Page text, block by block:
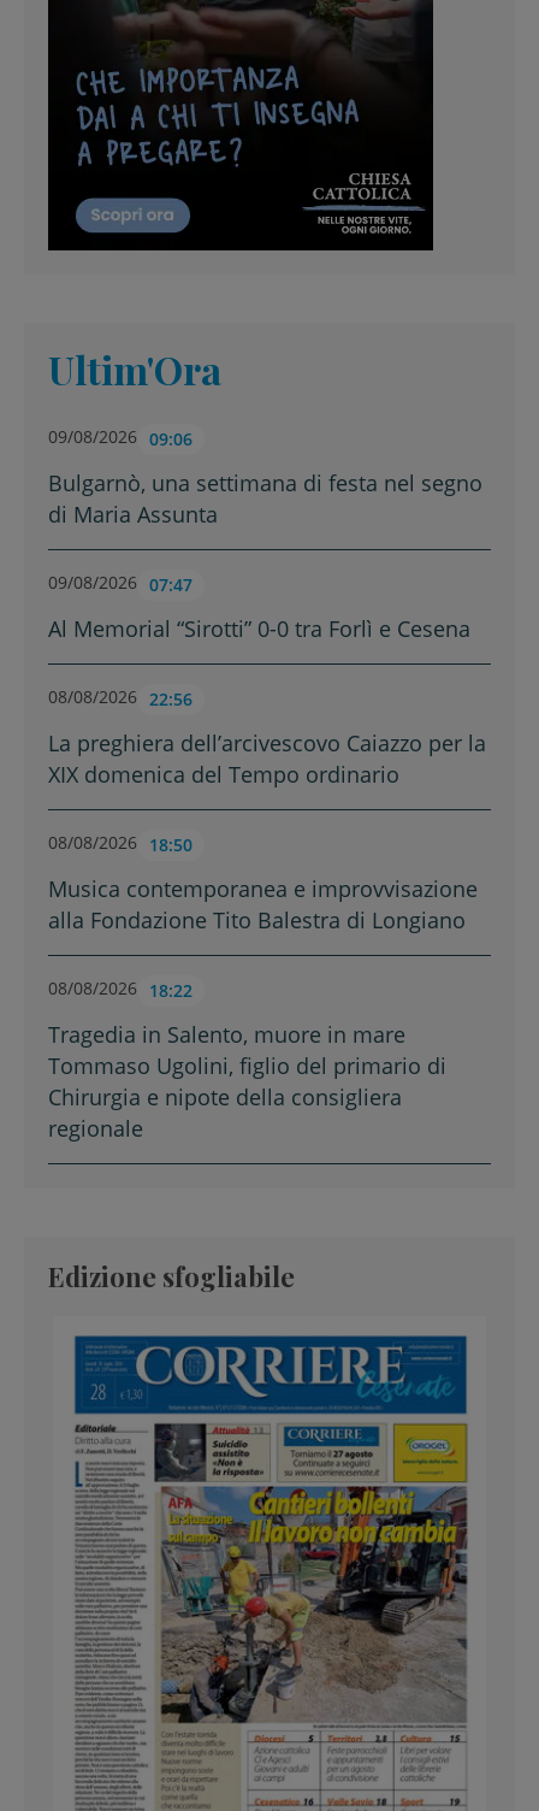
Ultim'Ora
09/08/2026 09:06
Bulgarnò, una settimana di festa nel segno
di Maria Assunta
09/08/2026 07:47
Al Memorial “Sirotti” 0-0 tra Forlì e Cesena
08/08/2026 22:56
La preghiera dell’arcivescovo Caiazzo per la
XIX domenica del Tempo ordinario
08/08/2026 18:50
Musica contemporanea e improvvisazione
alla Fondazione Tito Balestra di Longiano
08/08/2026 18:22
Tragedia in Salento, muore in mare
Tommaso Ugolini, figlio del primario di
Chirurgia e nipote della consigliera
regionale
Edizione sfogliabile